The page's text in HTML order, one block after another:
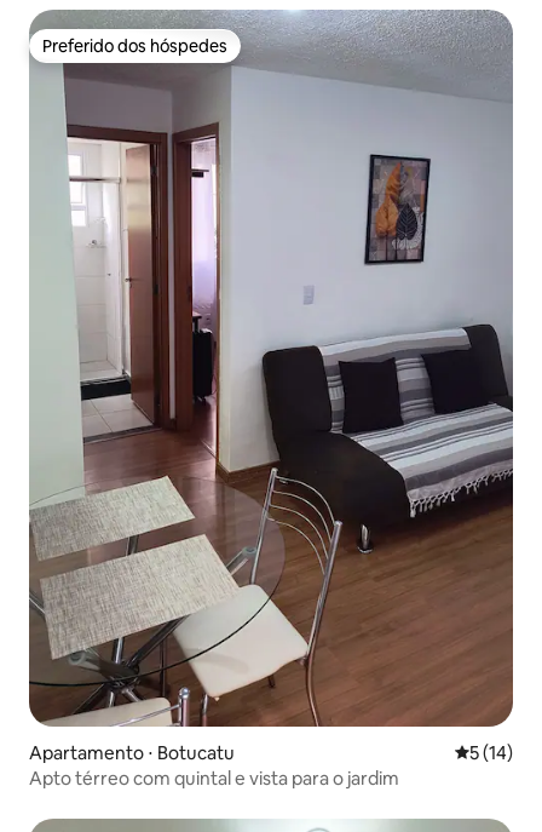
Preferido dos hóspedes
Preferido dos hóspedes
Apartamento ⋅ Botucatu 5 de uma
5 (14)
Apto térreo com quintal e vista para o jardim